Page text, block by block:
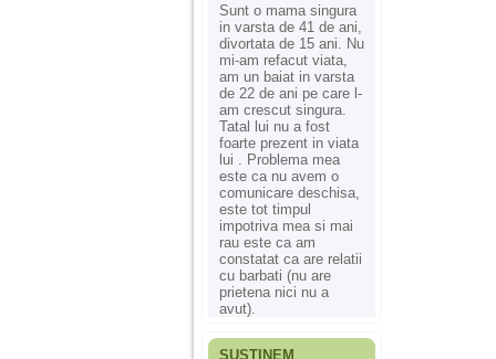
Sunt o mama singura
in varsta de 41 de ani,
divortata de 15 ani. Nu
mi-am refacut viata,
am un baiat in varsta
de 22 de ani pe care l-
am crescut singura.
Tatal lui nu a fost
foarte prezent in viata
lui . Problema mea
este ca nu avem o
comunicare deschisa,
este tot timpul
impotriva mea si mai
rau este ca am
constatat ca are relatii
cu barbati (nu are
prietena nici nu a
avut).
SUSȚINEM